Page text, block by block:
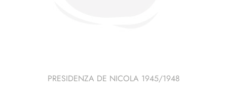
PRESIDENZA DE NICOLA 1945/1948